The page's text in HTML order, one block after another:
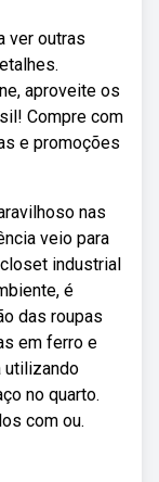
ver outras
aproveite os
Compre com
e promoções
nas
veio para
industrial
é
das roupas
em ferro e
utilizando
no quarto.
com ou.